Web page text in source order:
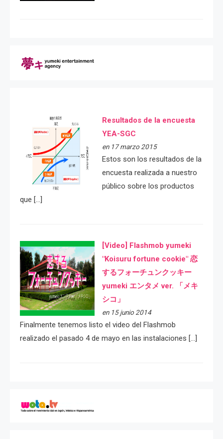
Resultados de la encuesta
YEA-SGC
en 17 marzo 2015
Estos son los resultados de la
encuesta realizada a nuestro
público sobre los productos
que […]
[Video] Flashmob yumeki
"Koisuru fortune cookie" 恋
するフォーチュンクッキー
yumeki エンタメ ver. 「メキ
シコ」
en 15 junio 2014
Finalmente tenemos listo el video del Flashmob
realizado el pasado 4 de mayo en las instalaciones […]